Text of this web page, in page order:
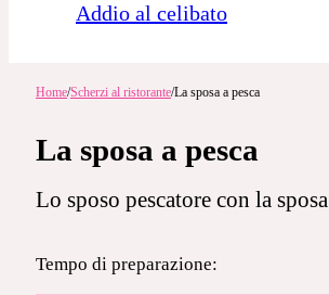
Addio al celibato
Home/Scherzi al ristorante/La sposa a pesca
La sposa a pesca
Lo sposo pescatore con la
Tempo di preparazione: